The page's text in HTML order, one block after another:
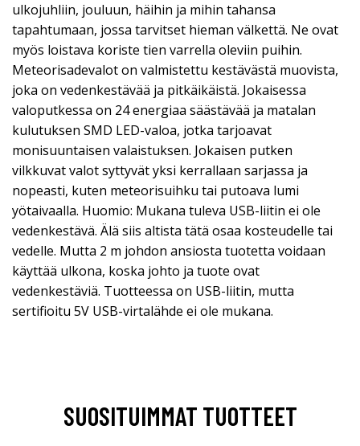
ulkojuhliin, jouluun, häihin ja mihin tahansa
tapahtumaan, jossa tarvitset hieman välkettä. Ne ovat
myös loistava koriste tien varrella oleviin puihin.
Meteorisadevalot on valmistettu kestävästä muovista,
joka on vedenkestävää ja pitkäikäistä. Jokaisessa
valoputkessa on 24 energiaa säästävää ja matalan
kulutuksen SMD LED-valoa, jotka tarjoavat
monisuuntaisen valaistuksen. Jokaisen putken
vilkkuvat valot syttyvät yksi kerrallaan sarjassa ja
nopeasti, kuten meteorisuihku tai putoava lumi
yötaivaalla. Huomio: Mukana tuleva USB-liitin ei ole
vedenkestävä. Älä siis altista tätä osaa kosteudelle tai
vedelle. Mutta 2 m johdon ansiosta tuotetta voidaan
käyttää ulkona, koska johto ja tuote ovat
vedenkestäviä. Tuotteessa on USB-liitin, mutta
sertifioitu 5V USB-virtalähde ei ole mukana.
SUOSITUIMMAT TUOTTEET